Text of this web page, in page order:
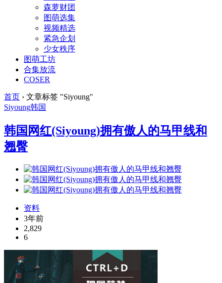
森萝财团
图萌选集
视频精选
紧急企划
少女秩序
图萌工坊
合集放流
COSER
首页 › 文章标签 "Siyoung"
Siyoung韩国
韩国网红(Siyoung)拥有傲人的马甲线和
翘臀
资料
3年前
2,829
6